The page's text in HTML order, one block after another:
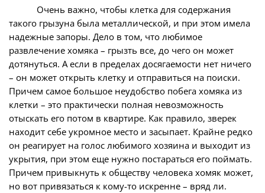
Очень важно, чтобы клетка для содержания
такого грызуна была металлической, и при этом имела
надежные запоры. Дело в том, что любимое
развлечение хомяка – грызть все, до чего он может
дотянуться. А если в пределах досягаемости нет ничего
– он может открыть клетку и отправиться на поиски.
Причем самое большое неудобство побега хомяка из
клетки – это практически полная невозможность
отыскать его потом в квартире. Как правило, зверек
находит себе укромное место и засыпает. Крайне редко
он реагирует на голос любимого хозяина и выходит из
укрытия, при этом еще нужно постараться его поймать.
Причем привыкнуть к обществу человека хомяк может,
но вот привязаться к кому-то искренне – вряд ли.